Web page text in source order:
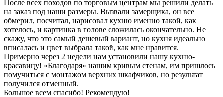
После всех походов по торговым центрам мы решили делать
на заказ под наши размеры. Вызвали замерщика, он все
обмерил, посчитал, нарисовал кухню именно такой, как
хотелось, и картинка в голове сложилась окончательно. Не
скажу, что это самый дешевый вариант, но кухня идеально
вписалась и цвет выбрала такой, как мне нравится.
Примерно через 2 недели нам установили нашу кухню-
красавицу! «Благодаря» нашим кривым стенам, им пришлось
помучиться с монтажом верхних шкафчиков, но результат
получился отменный.
Большое всем спасибо! Рекомендую!